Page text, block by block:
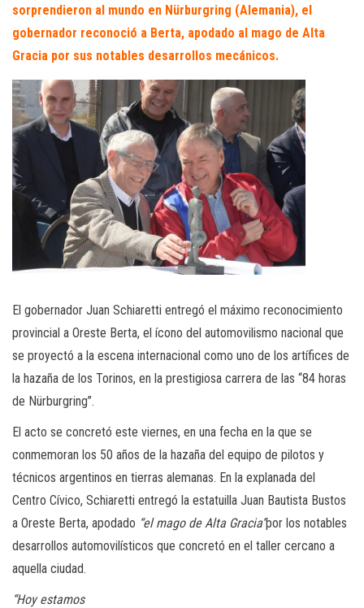
sorprendieron al mundo en Nürburgring (Alemania), el
gobernador reconoció a Berta, apodado al mago de Alta
Gracia por sus notables desarrollos mecánicos.
El gobernador Juan Schiaretti entregó el máximo reconocimiento
provincial a Oreste Berta, el ícono del automovilismo nacional que
se proyectó a la escena internacional como uno de los artífices de
la hazaña de los Torinos, en la prestigiosa carrera de las “84 horas
de Nürburgring”.
El acto se concretó este viernes, en una fecha en la que se
conmemoran los 50 años de la hazaña del equipo de pilotos y
técnicos argentinos en tierras alemanas. En la explanada del
Centro Cívico, Schiaretti entregó la estatuilla Juan Bautista Bustos
a Oreste Berta, apodado “el mago de Alta Gracia”por los notables
desarrollos automovilísticos que concretó en el taller cercano a
aquella ciudad.
“Hoy estamos